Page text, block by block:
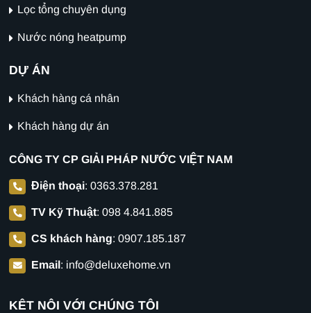
CÔNG TY CP GIẢI PHÁP NƯỚC VIỆT NAM
Điện thoại: 0363.378.281
TV Kỹ Thuật: 098 4.841.885
CS khách hàng: 0907.185.187
Email: info@deluxehome.vn
Lọc tổng chuyên dụng
Nước nóng heatpump
DỰ ÁN
Khách hàng cá nhân
Khách hàng dự án
KẾT NỐI VỚI CHÚNG TÔI